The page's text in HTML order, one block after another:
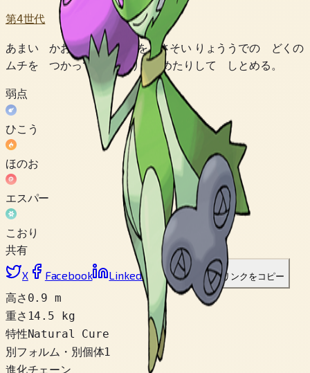
第4世代
あまい かおりで えものを さそい りょううでの どくの
ムチを つかって さしたり しめたりして しとめる。
弱点
ひこう
ほのお
エスパー
こおり
共有
X
Facebook LinkedIn Reddit リンクをコピー
高さ 0.9 m
重さ 14.5 kg
特性Natural Cure
別フォルム・別個体1
進化チェーン